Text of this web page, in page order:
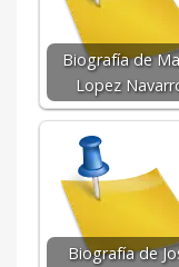
Biografía de
Lopez
Biografía de